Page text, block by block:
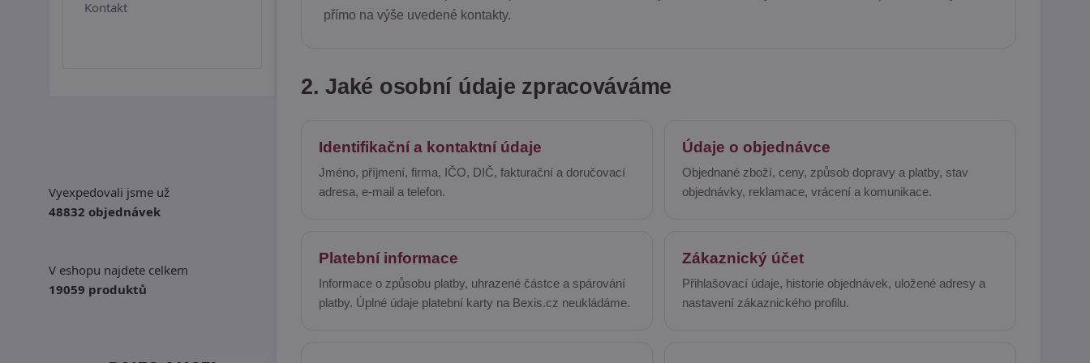
přímo na výše uvedené kontakty.
2. Jaké osobní údaje zpracováváme
Identifikační a kontaktní údaje
Jméno, příjmení, firma, IČO, DIČ, fakturační a doručovací
adresa, e-mail a telefon.
Údaje o objednávce
Objednané zboží, ceny, způsob dopravy a platby, stav
objednávky, reklamace, vrácení a komunikace.
Platební informace
Informace o způsobu platby, uhrazené částce a spárování
platby. Úplné údaje platební karty na Bexis.cz neukládáme.
Zákaznický účet
Přihlašovací údaje, historie objednávek, uložené adresy a
nastavení zákaznického profilu.
Kontakt
Vyexpedovali jsme už
48832 objednávek
V eshopu najdete celkem
19059 produktů